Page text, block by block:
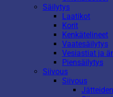
Säilytys
Laatikot
Korit
Kenkätelineet
Vaatesäilytys
Vesiastiat ja
Piensäilytys
Siivous
Siivous